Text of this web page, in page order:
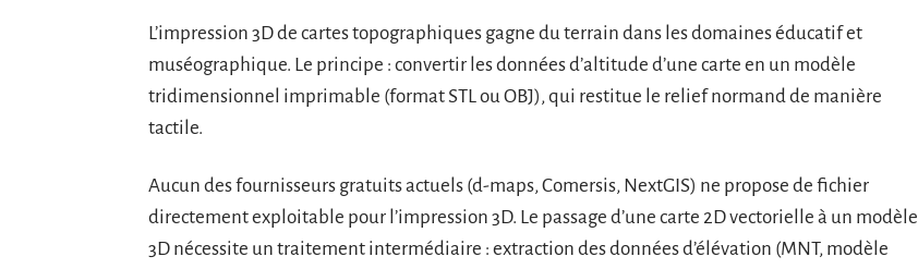
L’impression 3D de cartes topographiques gagne du terrain dans les domaines éducatif et
muséographique. Le principe : convertir les données d’altitude d’une carte en un modèle
tridimensionnel imprimable (format STL ou OBJ), qui restitue le relief normand de manière
tactile.
Aucun des fournisseurs gratuits actuels (d-maps, Comersis, NextGIS) ne propose de fichier
directement exploitable pour l’impression 3D. Le passage d’une carte 2D vectorielle à un modèle
3D nécessite un traitement intermédiaire : extraction des données d’élévation (MNT, modèle